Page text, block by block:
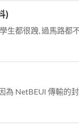
)
都很跩, 過馬路都不
NetBEUI 傳輸的封